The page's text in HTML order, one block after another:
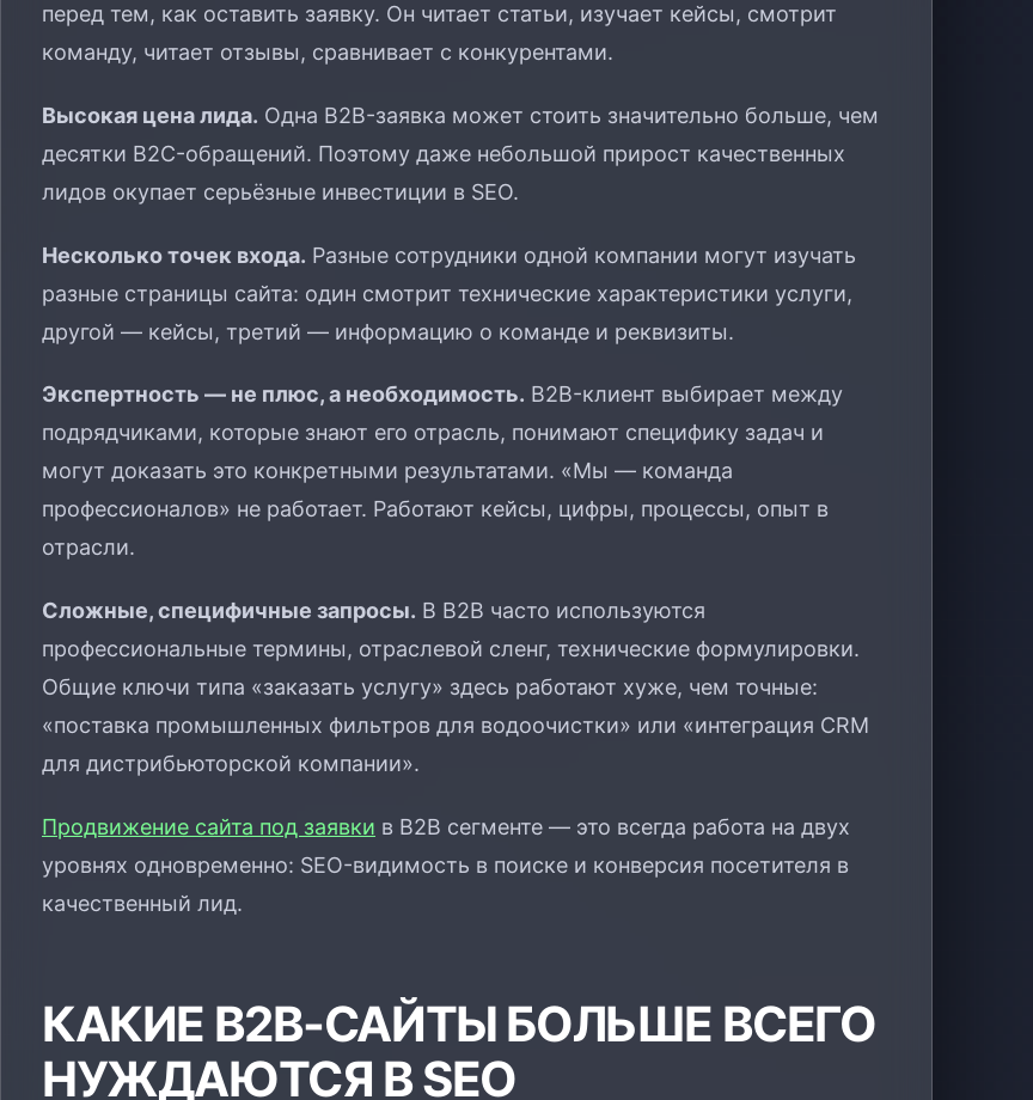
перед тем, как оставить заявку. Он читает статьи, изучает кейсы, смотрит
команду, читает отзывы, сравнивает с конкурентами.
Высокая цена лида. Одна B2B-заявка может стоить значительно больше, чем
десятки B2C-обращений. Поэтому даже небольшой прирост качественных
лидов окупает серьёзные инвестиции в SEO.
Несколько точек входа. Разные сотрудники одной компании могут изучать
разные страницы сайта: один смотрит технические характеристики услуги,
другой — кейсы, третий — информацию о команде и реквизиты.
Экспертность — не плюс, а необходимость. B2B-клиент выбирает между
подрядчиками, которые знают его отрасль, понимают специфику задач и
могут доказать это конкретными результатами. «Мы — команда
профессионалов» не работает. Работают кейсы, цифры, процессы, опыт в
отрасли.
Сложные, специфичные запросы. В B2B часто используются
профессиональные термины, отраслевой сленг, технические формулировки.
Общие ключи типа «заказать услугу» здесь работают хуже, чем точные:
«поставка промышленных фильтров для водоочистки» или «интеграция CRM
для дистрибьюторской компании».
Продвижение сайта под заявки в B2B сегменте — это всегда работа на двух
уровнях одновременно: SEO-видимость в поиске и конверсия посетителя в
качественный лид.
КАКИЕ B2B-САЙТЫ БОЛЬШЕ ВСЕГО
НУЖДАЮТСЯ В SEO